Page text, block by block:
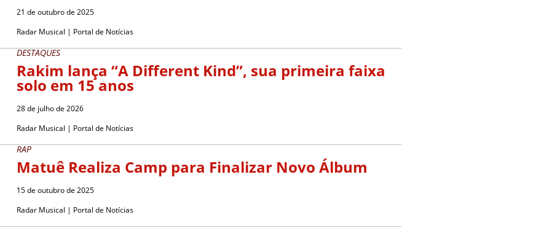
21 de outubro de 2025
Radar Musical | Portal de Notícias
DESTAQUES
Rakim lança “A Different Kind”, sua primeira faixa
solo em 15 anos
28 de julho de 2026
Radar Musical | Portal de Notícias
RAP
Matuê Realiza Camp para Finalizar Novo Álbum
15 de outubro de 2025
Radar Musical | Portal de Notícias